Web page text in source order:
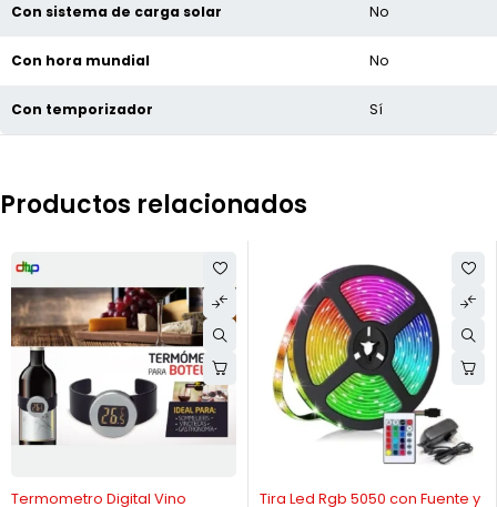
Con sistema de carga solar No
Con hora mundial No
Con temporizador Sí
Productos relacionados
Termometro Digital Vino
Tira Led Rgb 5050 con Fuente y